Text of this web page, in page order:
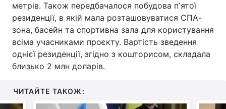
метрів. Також передбачалося побудова пʼятої
резиденції, в якій мала розташовуватися СПА-
зона, басейн та спортивна зала для користування
всіма учасниками проєкту. Вартість зведення
однієї резиденції, згідно з кошторисом, складала
близько 2 млн доларів.
ЧИТАЙТЕ ТАКОЖ: